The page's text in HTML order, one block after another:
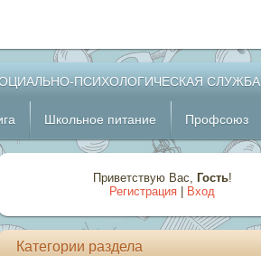
ПСИХОЛОГИЧЕСКАЯ СЛУЖБА
Школьное питание Профсоюз
Приветствую Вас, Гость!
Регистрация
Вход
Категории раздела